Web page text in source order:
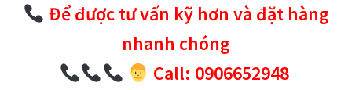
Để được tư vấn kỹ hơn và đặt hàng
nhanh chóng
Call: 0906652948